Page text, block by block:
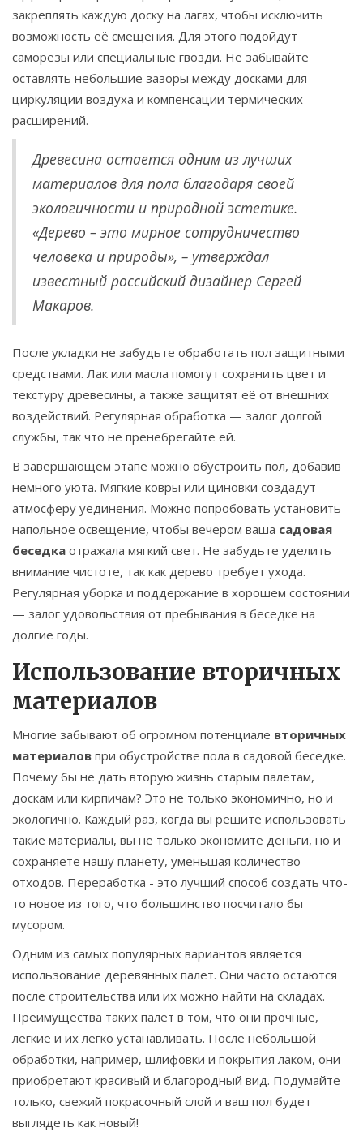
закреплять каждую доску на лагах, чтобы исключить
возможность её смещения. Для этого подойдут
саморезы или специальные гвозди. Не забывайте
оставлять небольшие зазоры между досками для
циркуляции воздуха и компенсации термических
расширений.
Древесина остается одним из лучших
материалов для пола благодаря своей
экологичности и природной эстетике.
«Дерево – это мирное сотрудничество
человека и природы», – утверждал
известный российский дизайнер Сергей
Макаров.
После укладки не забудьте обработать пол защитными
средствами. Лак или масла помогут сохранить цвет и
текстуру древесины, а также защитят её от внешних
воздействий. Регулярная обработка — залог долгой
службы, так что не пренебрегайте ей.
В завершающем этапе можно обустроить пол, добавив
немного уюта. Мягкие ковры или циновки создадут
атмосферу уединения. Можно попробовать установить
напольное освещение, чтобы вечером ваша садовая
беседка отражала мягкий свет. Не забудьте уделить
внимание чистоте, так как дерево требует ухода.
Регулярная уборка и поддержание в хорошем состоянии
— залог удовольствия от пребывания в беседке на
долгие годы.
Использование вторичных
материалов
Многие забывают об огромном потенциале вторичных
материалов при обустройстве пола в садовой беседке.
Почему бы не дать вторую жизнь старым палетам,
доскам или кирпичам? Это не только экономично, но и
экологично. Каждый раз, когда вы решите использовать
такие материалы, вы не только экономите деньги, но и
сохраняете нашу планету, уменьшая количество
отходов. Переработка - это лучший способ создать что-
то новое из того, что большинство посчитало бы
мусором.
Одним из самых популярных вариантов является
использование деревянных палет. Они часто остаются
после строительства или их можно найти на складах.
Преимущества таких палет в том, что они прочные,
легкие и их легко устанавливать. После небольшой
обработки, например, шлифовки и покрытия лаком, они
приобретают красивый и благородный вид. Подумайте
только, свежий покрасочный слой и ваш пол будет
выглядеть как новый!